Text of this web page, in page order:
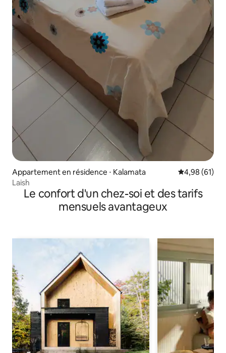
Appartement en résidence ⋅ Kalamata Évaluation
4,98 (61)
Laish
Le confort d'un chez-soi et des tarifs
mensuels avantageux